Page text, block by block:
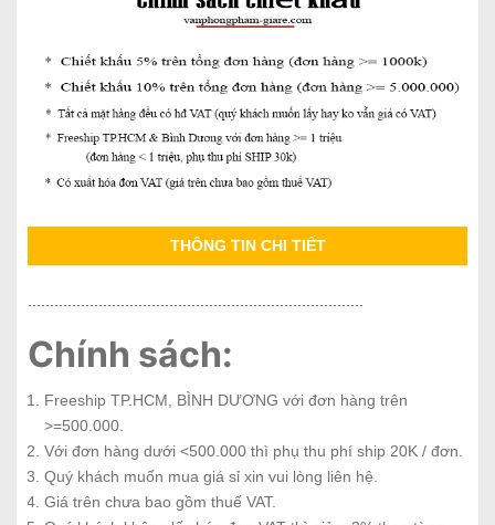
THÔNG TIN CHI TIẾT
Chính sách:
Freeship TP.HCM, BÌNH DƯƠNG với đơn hàng trên
>=500.000.
Với đơn hàng dưới <500.000 thì phụ thu phí ship 20K / đơn.
Quý khách muốn mua giá sỉ xin vui lòng liên hệ.
Giá trên chưa bao gồm thuế VAT.